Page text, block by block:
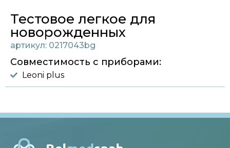
Тестовое легкое для
новорожденных
артикул: 0217043bg
Совместимость с приборами:
Leoni plus